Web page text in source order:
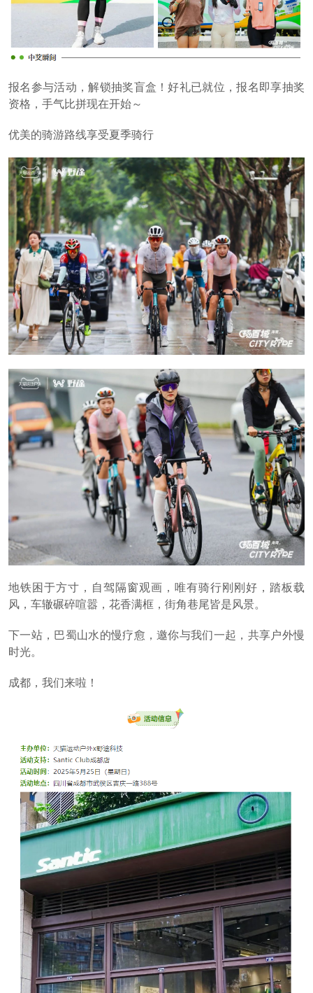
报名参与活动，解锁抽奖盲盒！好礼已就位，报名即享抽奖
资格，手气比拼现在开始～
优美的骑游路线享受夏季骑行
地铁困于方寸，自驾隔窗观画，唯有骑行刚刚好，踏板载
风，车辙碾碎喧嚣，花香满框，街角巷尾皆是风景。
下一站，巴蜀山水的慢疗愈，邀你与我们一起，共享户外慢
时光。
成都，我们来啦！